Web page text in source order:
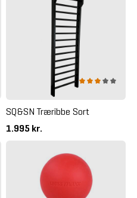
SQ&SN Træribbe Sort
1.995 kr.